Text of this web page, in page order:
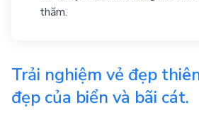
thăm.
Trải nghiệm vẻ đẹp
đẹp của biển và bãi cát.